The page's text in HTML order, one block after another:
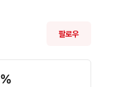
팔로우
%